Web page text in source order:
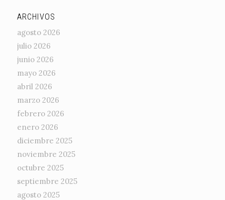
ARCHIVOS
agosto 2026
julio 2026
junio 2026
mayo 2026
abril 2026
marzo 2026
febrero 2026
enero 2026
diciembre 2025
noviembre 2025
octubre 2025
septiembre 2025
agosto 2025